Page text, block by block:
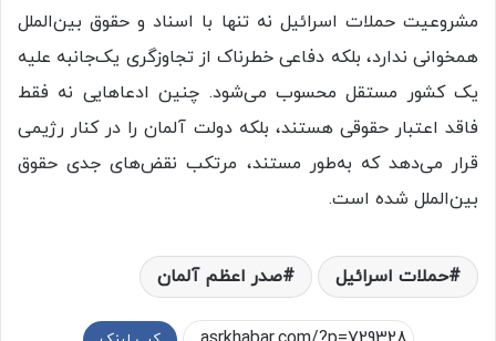
مشروعیت حملات اسرائیل نه تنها با اسناد و حقوق بین‌الملل
همخوانی ندارد، بلکه دفاعی خطرناک از تجاوزگری یک‌جانبه علیه
یک کشور مستقل محسوب می‌شود. چنین ادعاهایی نه فقط
فاقد اعتبار حقوقی هستند، بلکه دولت آلمان را در کنار رژیمی
قرار می‌دهد که به‌طور مستند، مرتکب نقض‌های جدی حقوق
بین‌الملل شده است.
حملات اسرائیل صدر اعظم آلمان